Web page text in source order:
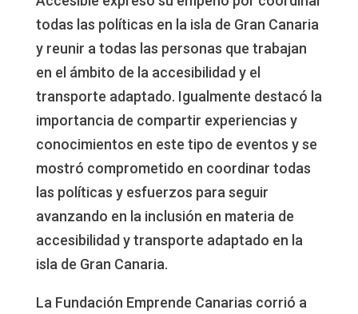
todas las políticas en la isla de Gran Canaria
y reunir a todas las personas que trabajan
en el ámbito de la accesibilidad y el
transporte adaptado. Igualmente destacó la
importancia de compartir experiencias y
conocimientos en este tipo de eventos y se
mostró comprometido en coordinar todas
las políticas y esfuerzos para seguir
avanzando en la inclusión en materia de
accesibilidad y transporte adaptado en la
isla de Gran Canaria.
La Fundación Emprende Canarias corrió a